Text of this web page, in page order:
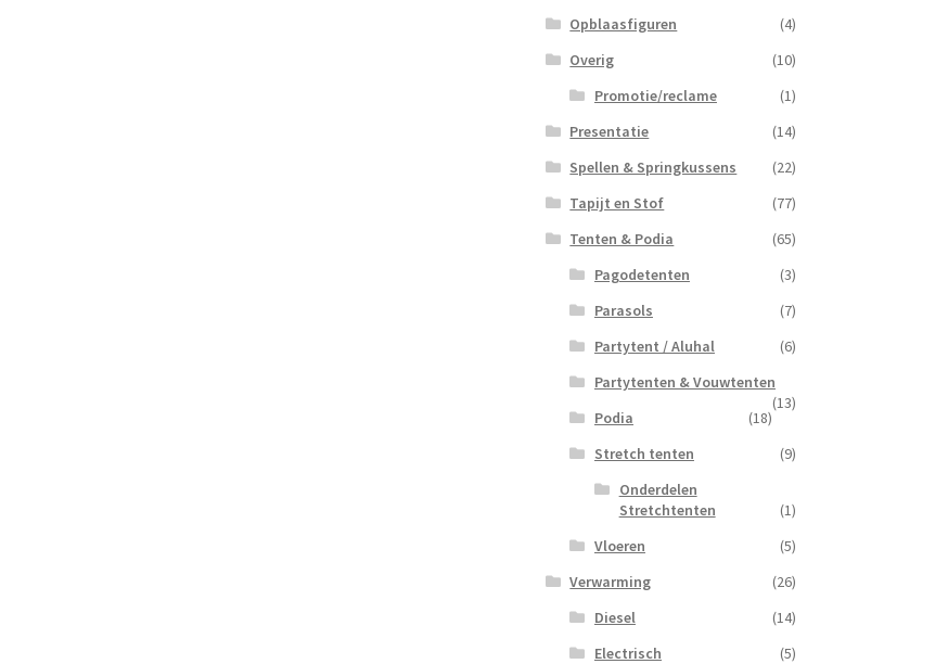
Opblaasfiguren
(4)
Overig
(10)
Promotie/reclame
(1)
Presentatie
(14)
Spellen & Springkussens
(22)
Tapijt en Stof
(77)
Tenten & Podia
(65)
Pagodetenten
(3)
Parasols
(7)
Partytent / Aluhal
(6)
Partytenten & Vouwtenten
(13)
Podia
(18)
Stretch tenten
(9)
Onderdelen
Stretchtenten
(1)
Vloeren
(5)
Verwarming
(26)
Diesel
(14)
Electrisch
(5)